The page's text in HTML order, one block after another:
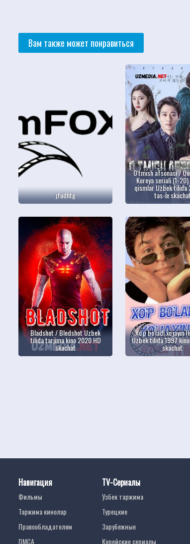
Вам также может понравиться
jfudhtg
O'tmish afsonasi /
Koreya seriali (1-
qismlar Uzbek tilida
tas-ix skachat
Bladshot / Bledshot Uzbek
tilida tarjima kino 2020 HD
skachat
Xo'p bo'ladi xo'jayin
Uzbek tilida 1997
skachat
Навигация
Фильмы
Таржима кинолар
Правообладателям
DMCA
TV-Сериалы
Узбек таржима
Турецкие
Зарубежные
Корейские сериалы